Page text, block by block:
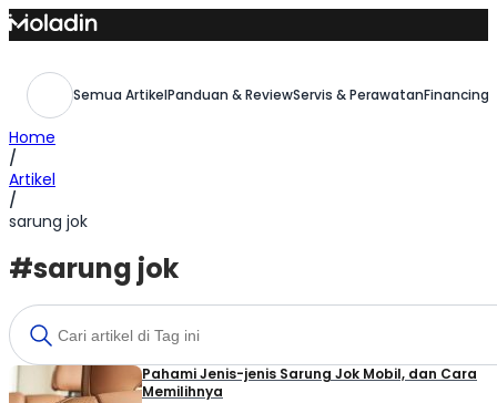
Skip
to
Semua ArtikelPanduan & ReviewServis & Perawatan
Home
/
Artikel
/
sarung jok
#sarung jok
Pahami Jenis-jenis Sarung Jok Mobil, dan Cara
Memilihnya